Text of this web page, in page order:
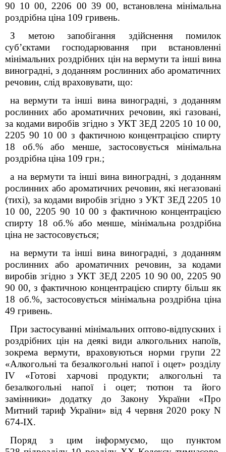
90 10 00, 2206 00 39 00, встановлена мінімальна
роздрібна ціна 109 гривень.
З метою запобігання здійснення помилок
суб’єктами господарювання при встановленні
мінімальних роздрібних цін на вермути та інші вина
виноградні, з доданням рослинних або ароматичних
речовин, слід враховувати, що:
на вермути та інші вина виноградні, з доданням
рослинних або ароматичних речовин, які газовані,
за кодами виробів згідно з УКТ ЗЕД 2205 10 10 00,
2205 90 10 00 з фактичною концентрацією спирту
18 об.% або менше, застосовується мінімальна
роздрібна ціна 109 грн.;
а на вермути та інші вина виноградні, з доданням
рослинних або ароматичних речовин, які негазовані
(тихі), за кодами виробів згідно з УКТ ЗЕД 2205 10
10 00, 2205 90 10 00 з фактичною концентрацією
спирту 18 об.% або менше, мінімальна роздрібна
ціна не застосовується;
на вермути та інші вина виноградні, з доданням
рослинних або ароматичних речовин, за кодами
виробів згідно з УКТ ЗЕД 2205 10 90 00, 2205 90
90 00, з фактичною концентрацією спирту більш як
18 об.%, застосовується мінімальна роздрібна ціна
49 гривень.
При застосуванні мінімальних оптово-відпускних і
роздрібних цін на деякі види алкогольних напоїв,
зокрема вермути, враховуються норми групи 22
«Алкогольні та безалкогольні напої і оцет» розділу
IV «Готові харчові продукти; алкогольні та
безалкогольні напої і оцет; тютюн та його
замінники»
додатку до Закону України «Про
Митний тариф України» від 4 червня 2020 року N
674-IX.
Поряд з цим інформуємо, що пунктом